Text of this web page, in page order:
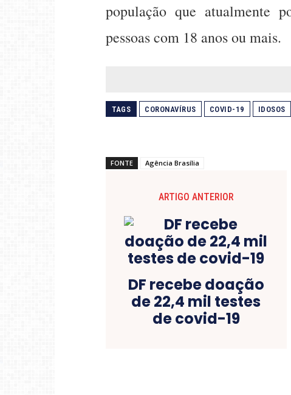
população que atualmente
pessoas com 18 anos ou mais.
TAGS CORONAVÍRUS COVID-19 IDOSOS
FONTE Agência Brasília
ARTIGO ANTERIOR
DF recebe doação
de 22,4 mil testes
de covid-19